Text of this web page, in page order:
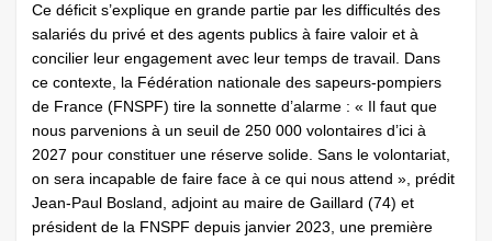
Ce déficit s’explique en grande partie par les difficultés des
salariés du privé et des agents publics à faire valoir et à
concilier leur engagement avec leur temps de travail. Dans
ce contexte, la Fédération nationale des sapeurs-pompiers
de France (FNSPF) tire la sonnette d’alarme : « Il faut que
nous parvenions à un seuil de 250 000 volontaires d’ici à
2027 pour constituer une réserve solide. Sans le volontariat,
on sera incapable de faire face à ce qui nous attend », prédit
Jean-Paul Bosland, adjoint au maire de Gaillard (74) et
président de la FNSPF depuis janvier 2023, une première